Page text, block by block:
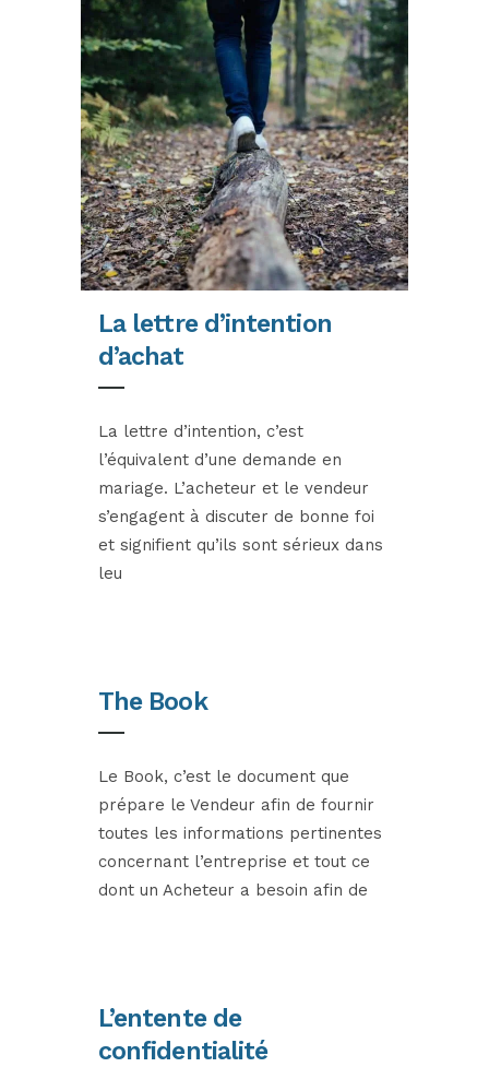
La lettre d’intention
d’achat
La lettre d’intention, c’est
l’équivalent d’une demande en
mariage. L’acheteur et le vendeur
s’engagent à discuter de bonne foi
et signifient qu’ils sont sérieux dans
leu
The Book
Le Book, c’est le document que
prépare le Vendeur afin de fournir
toutes les informations pertinentes
concernant l’entreprise et tout ce
dont un Acheteur a besoin afin de
L’entente de
confidentialité